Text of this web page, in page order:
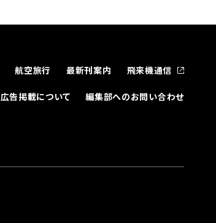
航空旅行 最新刊案内 飛来機通信
広告掲載について 編集部へのお問い合わせ